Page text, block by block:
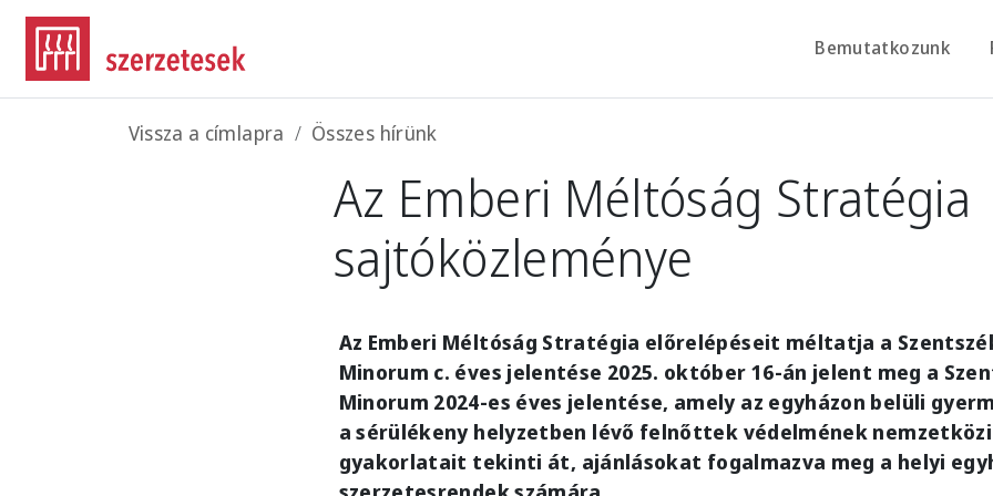
Ugrás a tartalomra
Bemutatkozunk
Morzsa
Vissza a címlapra Összes hírünk
Az Emberi Méltóság Stratégia
sajtóközleménye
Az Emberi Méltóság Stratégia előrelépéseit méltatja a
Minorum c. éves jelentése 2025. október 16-án jelent meg a
Minorum 2024-es éves jelentése, amely az egyházon belüli
a sérülékeny helyzetben lévő felnőttek védelmének
gyakorlatait tekinti át, ajánlásokat fogalmazva meg a helyi